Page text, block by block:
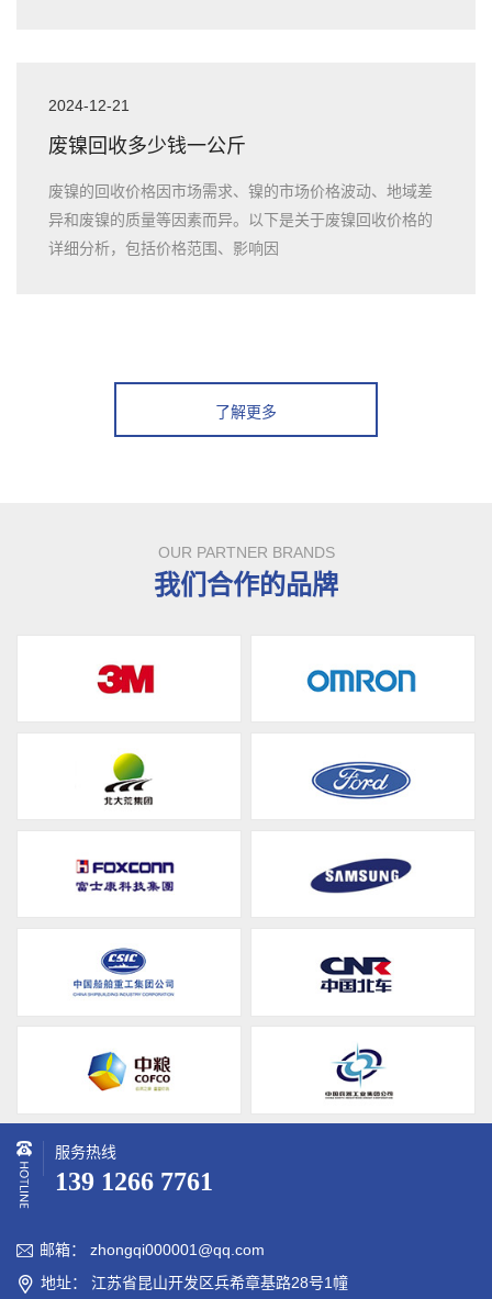
2024-12-21
废镍回收多少钱一公斤
废镍的回收价格因市场需求、镍的市场价格波动、地域差
异和废镍的质量等因素而异。以下是关于废镍回收价格的
详细分析，包括价格范围、影响因
了解更多
OUR PARTNER BRANDS
我们合作的品牌
服务热线
139 1266 7761
 邮箱： zhongqi000001@qq.com
 地址： 江苏省昆山开发区兵希章基路28号1幢